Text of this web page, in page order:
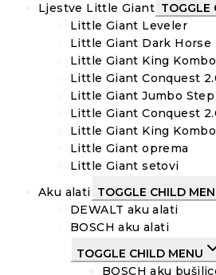
Ljestve Little Giant TOGGLE
Little Giant Leveler
Little Giant Dark Horse
Little Giant King
Little Giant Conquest
Little Giant Jumbo
Little Giant Conquest
Little Giant King
Little Giant oprema
Little Giant setovi
Aku alati TOGGLE CHILD
DEWALT aku alati
BOSCH aku alati
TOGGLE CHILD MENU
BOSCH aku